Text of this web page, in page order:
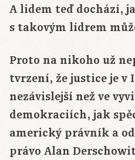
A lidem teď dochází,
s takovým lídrem
Proto na nikoho už
tvrzení, že justice je v
nezávislejší než ve
demokraciích, jak
americký právník a
právo Alan